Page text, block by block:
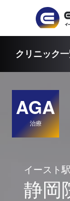
クリニック
AGA
治療
イースト
静岡